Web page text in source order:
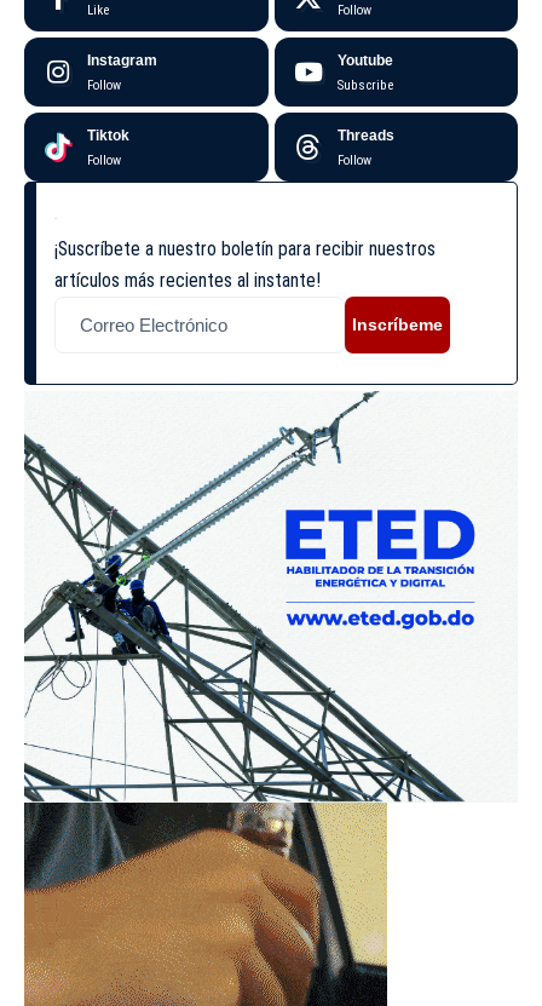
Like Follow
Instagram
Follow
Youtube
Subscribe
Tiktok
Follow
Threads
Follow
¡Suscríbete a nuestro boletín para recibir nuestros
artículos más recientes al instante!
Inscríbeme